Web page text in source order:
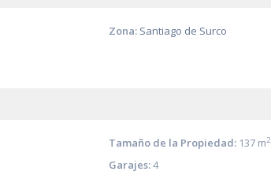
Zona: Santiago de Surco
Tamaño de la Propiedad:137 m2
Garajes:4